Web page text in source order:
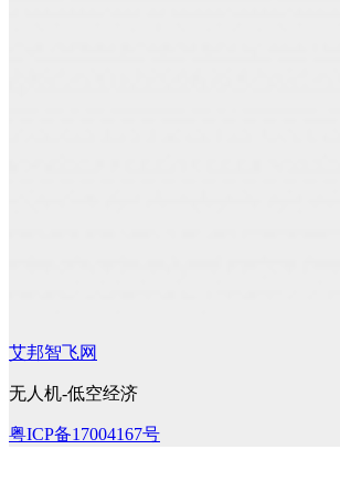
艾邦智飞网
无人机-低空经济
粤ICP备17004167号